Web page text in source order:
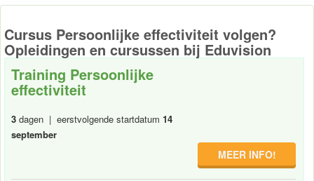
CONTACT
Cursus Persoonlijke effectiviteit volgen?
Opleidingen en cursussen bij Eduvision
Training Persoonlijke
effectiviteit
3 dagen | eerstvolgende startdatum 14
september
MEER INFO!